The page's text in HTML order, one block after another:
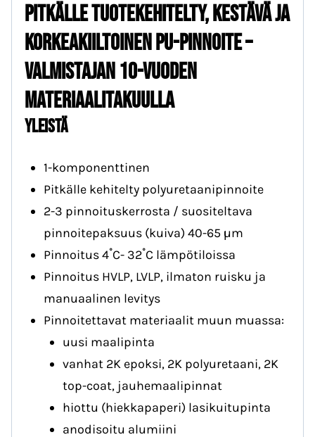
Pitkälle tuotekehitelty, kestävä ja
korkeakiiltoinen PU-pinnoite –
Valmistajan 10-vuoden
materiaalitakuulla
Yleistä
1-komponenttinen
Pitkälle kehitelty polyuretaanipinnoite
2-3 pinnoituskerrosta / suositeltava
pinnoitepaksuus (kuiva) 40-65 µm
Pinnoitus 4˚C- 32˚C lämpötiloissa
Pinnoitus HVLP, LVLP, ilmaton ruisku ja
manuaalinen levitys
Pinnoitettavat materiaalit muun muassa:
uusi maalipinta
vanhat 2K epoksi, 2K polyuretaani, 2K
top-coat, jauhemaalipinnat
hiottu (hiekkapaperi) lasikuitupinta
anodisoitu alumiini